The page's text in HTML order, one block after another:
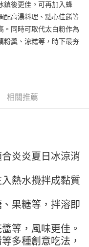
。
。
成結帳。
的連結，可透過四大超商／
交易完成。
若您需要取消訂單，請聯絡
有效，需透過AFTEE先享
頁面顯示為準，若有關於
，請聯繫「AFTEE先享後付
support/home
制商品重量在9~
制商品重量在9~9.5
鎮後更佳。可再加入蜂
配高湯料理、點心佳餚等
。同時可取代太白粉作為
粉羹、涼糕等，時下最夯
相關推薦
炎炎夏日冰涼消
熱水攪拌成黏質
果糖等，拌溶即
等，風味更佳。
多種創意吃法，